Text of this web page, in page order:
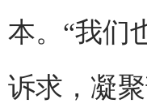
本。“我们
诉求，凝